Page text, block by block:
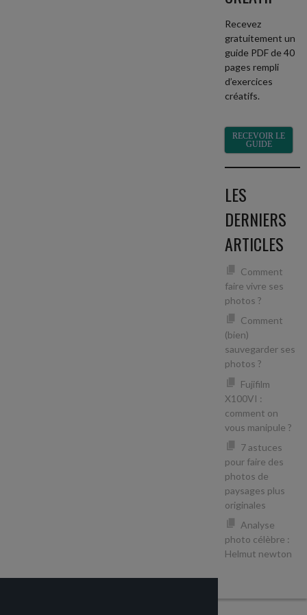
Recevez
gratuitement un
guide PDF de 40
pages rempli
d’exercices
créatifs.
RECEVOIR LE
GUIDE
LES
DERNIERS
ARTICLES
Comment
faire vivre ses
photos ?
Comment
(bien)
sauvegarder ses
photos ?
Fujifilm
X100VI :
comment on
vous manipule ?
7 astuces
pour faire des
photos de
paysages plus
originales
Analyse
photo célèbre :
Helmut newton